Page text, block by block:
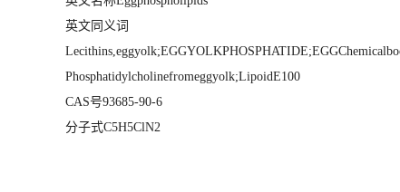
英文同义词
Phosphatidylcholinefromeggyolk;LipoidE100
CAS号93685-90-6
分子式C5H5ClN2